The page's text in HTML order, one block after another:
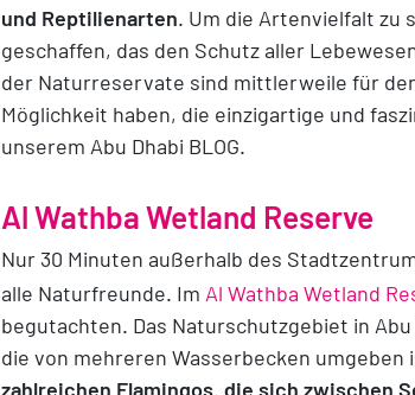
und Reptilienarten. Um die Artenvielfalt zu
geschaffen, das den Schutz aller
der Naturreservate sind mittlerweile für
Möglichkeit haben, die einzigartige und
unserem Abu Dhabi BLOG.
Al Wathba Wetland Reserve
Nur 30 Minuten außerhalb des
alle Naturfreunde. Im Al Wathba Wetland
begutachten. Das Naturschutzgebiet in
die von mehreren Wasserbecken umgeben
zahlreichen Flamingos, die sich zwischen